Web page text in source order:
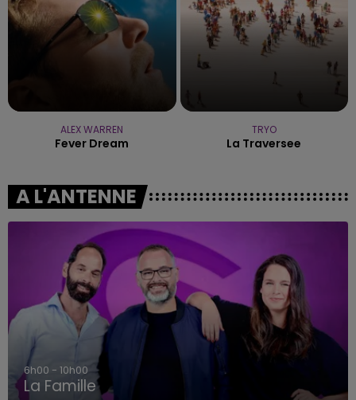
ALEX WARREN
Fever Dream
TRYO
La Traversee
A L'ANTENNE
6h00 - 10h00
La Famille